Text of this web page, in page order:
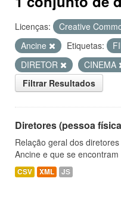
Licenças: Creative
Ancine
Etiquetas:
DIRETOR
CINEMA
Filtrar Resultados
Diretores (pessoa
Relação geral dos
Ancine e que se
CSV XML JS